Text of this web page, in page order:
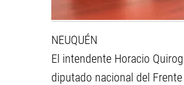
NEUQUÉN
El intendente Horacio
diputado nacional del